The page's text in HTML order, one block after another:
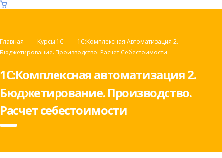
Главная Курсы 1C
1С:Комплексная Автоматизация 2.
Бюджетирование. Производство. Расчет Себестоимости
1С:Комплексная автоматизация 2.
Бюджетирование. Производство.
Расчет себестоимости